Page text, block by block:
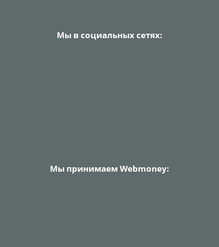
Мы в социальных сетях:
Мы принимаем Webmoney: